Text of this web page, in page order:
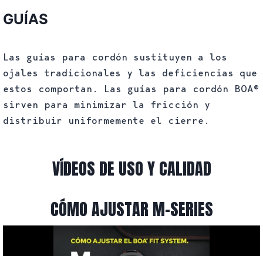
GUÍAS
Las guías para cordón sustituyen a los
ojales tradicionales y las deficiencias que
estos comportan. Las guías para cordón BOA®
sirven para minimizar la fricción y
distribuir uniformemente el cierre.
VÍDEOS DE USO Y CALIDAD
CÓMO AJUSTAR M-SERIES